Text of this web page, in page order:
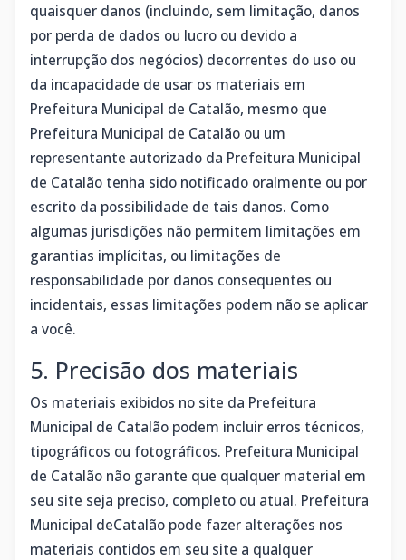
quaisquer danos (incluindo, sem limitação, danos
por perda de dados ou lucro ou devido a
interrupção dos negócios) decorrentes do uso ou
da incapacidade de usar os materiais em
Prefeitura Municipal de Catalão, mesmo que
Prefeitura Municipal de Catalão ou um
representante autorizado da Prefeitura Municipal
de Catalão tenha sido notificado oralmente ou por
escrito da possibilidade de tais danos. Como
algumas jurisdições não permitem limitações em
garantias implícitas, ou limitações de
responsabilidade por danos consequentes ou
incidentais, essas limitações podem não se aplicar
a você.
5. Precisão dos materiais
Os materiais exibidos no site da Prefeitura
Municipal de Catalão podem incluir erros técnicos,
tipográficos ou fotográficos. Prefeitura Municipal
de Catalão não garante que qualquer material em
seu site seja preciso, completo ou atual. Prefeitura
Municipal deCatalão pode fazer alterações nos
materiais contidos em seu site a qualquer